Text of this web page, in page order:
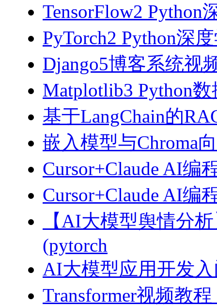
TensorFlow2 Python
PyTorch2 Python深
Django5博客系统视
Matplotlib3 Python
基于LangChain的
嵌入模型与Chroma
Cursor+Claude AI编
Cursor+Claude AI编
【AI大模型舆情分
(pytorch
AI大模型应用开发入
Transformer视频教